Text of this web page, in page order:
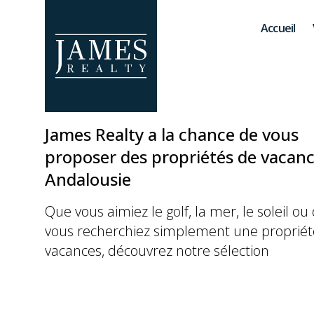
Accueil
James Realty a la chance de vous
proposer des propriétés de
Andalousie
Que vous aimiez le golf, la mer, le soleil ou
vous recherchiez simplement une
vacances, découvrez notre sélection